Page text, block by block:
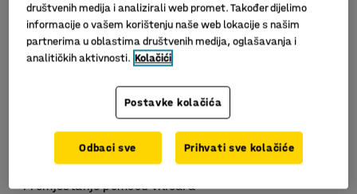
Premještanje pomoću viličara
društvenih medija i analizirali web promet. Također dijelimo
informacije o vašem korištenju naše web lokacije s našim
partnerima u oblastima društvenih medija, oglašavanja i
analitičkih aktivnosti. Kolačići
Postavke kolačića
Odbaci sve Prihvati sve kolačiće